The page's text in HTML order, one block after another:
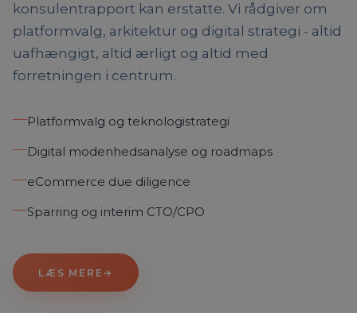
konsulentrapport kan erstatte. Vi rådgiver om
platformvalg, arkitektur og digital strategi - altid
uafhængigt, altid ærligt og altid med
forretningen i centrum.
Platformvalg og teknologistrategi
Digital modenhedsanalyse og roadmaps
eCommerce due diligence
Sparring og interim CTO/CPO
LÆS MERE →